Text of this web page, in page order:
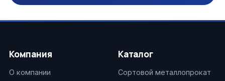
Компания
О компании
Каталог
Сортовой металлопрокат